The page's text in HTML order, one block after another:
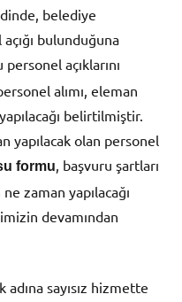
belediye
bulunduğuna
personel açıklarını
alımı, eleman
belirtilmiştir.
yapılacak olan personel
formu, başvuru şartları
zaman yapılacağı
devamından
sayısız hizmette